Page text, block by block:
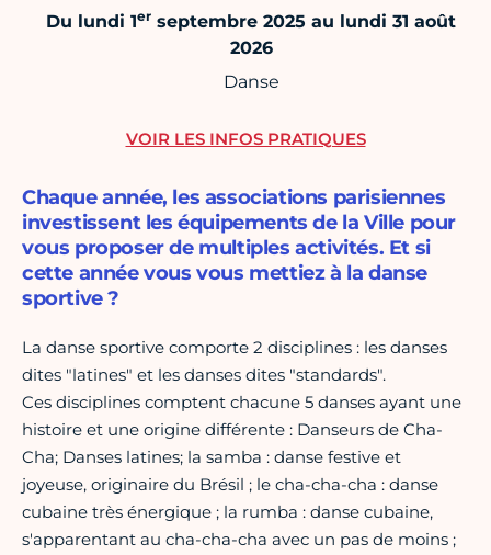
Du lundi 1er septembre 2025 au lundi 31 août
2026
Danse
Chaque année, les associations parisiennes
investissent les équipements de la Ville pour
vous proposer de multiples activités. Et si
cette année vous vous mettiez à la danse
sportive ?
La danse sportive comporte 2 disciplines : les danses
dites "latines" et les danses dites "standards".
Ces disciplines comptent chacune 5 danses ayant une
histoire et une origine différente : Danseurs de Cha-
Cha; Danses latines; la samba : danse festive et
joyeuse, originaire du Brésil ; le cha-cha-cha : danse
cubaine très énergique ; la rumba : danse cubaine,
s'apparentant au cha-cha-cha avec un pas de moins ;
VOIR LES INFOS PRATIQUES